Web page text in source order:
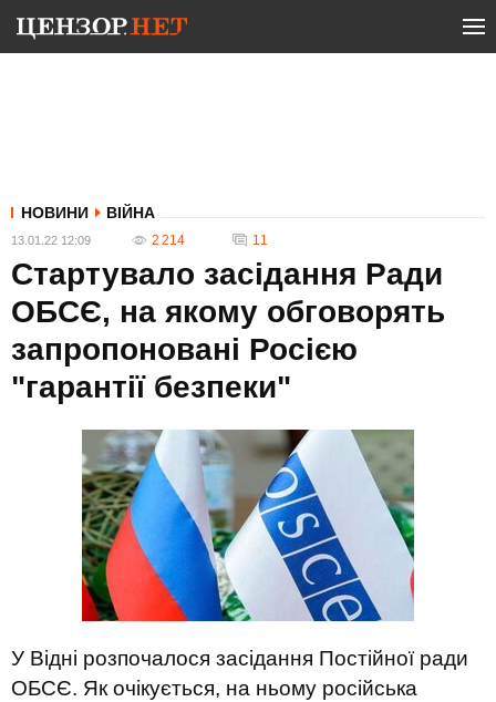
НОВИНИ ВІЙНА
13.01.22 12:09 2 214 11
Стартувало засідання Ради
ОБСЄ, на якому обговорять
запропоновані Росією
"гарантії безпеки"
У Відні розпочалося засідання Постійної ради
ОБСЄ. Як очікується, на ньому російська